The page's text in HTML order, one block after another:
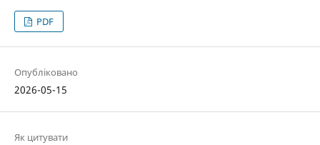
PDF
Опубліковано
2026-05-15
Як цитувати